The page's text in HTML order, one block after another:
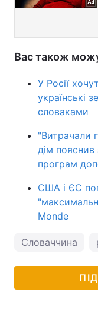
Вас також
У Росії
українські
словаками
"Витрачали
дім пояснив
програм
США і ЄС
Monde
Словаччина